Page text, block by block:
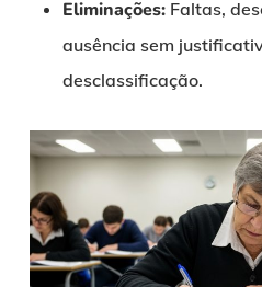
Eliminações:Faltas,
ausência sem
desclassificação.